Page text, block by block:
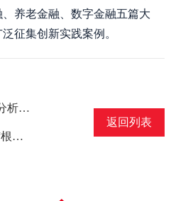
养老金融、数字金融五篇大
征集创新实践案例。
上一篇：客户数据统一智能分析平台（CDM）荣获由中国电子商会、中国工业合作协会、信息化观察网共同颁发的“2024保险领域新质生产力年度创新产品”奖
下一篇：中信保诚人寿成为“根与芽”战略合作伙伴并获评“2024年度企业社会责任公益榜样”
返回列表